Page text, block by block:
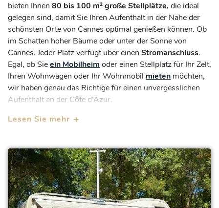
bieten Ihnen 80 bis 100 m² große Stellplätze, die ideal
gelegen sind, damit Sie Ihren Aufenthalt in der Nähe der
schönsten Orte von Cannes optimal genießen können. Ob
im Schatten hoher Bäume oder unter der Sonne von
Cannes. Jeder Platz verfügt über einen Stromanschluss.
Egal, ob Sieein Mobilheim oder einen Stellplatz für Ihr Zelt,
Ihren Wohnwagen oder Ihr Wohnmobil mieten möchten,
wir haben genau das Richtige für einen unvergesslichen
Aufenthalt an der Côte d’Azur.
Lesen Sie mehr